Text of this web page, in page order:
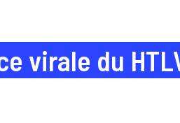
virale du